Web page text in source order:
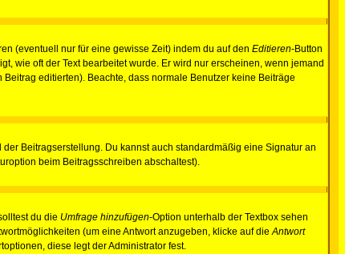
(eventuell nur für eine gewisse Zeit) indem du auf den Editieren-Button
wie oft der Text bearbeitet wurde. Er wird nur erscheinen, wenn jemand
editierten). Beachte, dass normale Benutzer keine Beiträge
der Beitragserstellung. Du kannst auch standardmäßig eine Signatur an
beim Beitragsschreiben abschaltest).
du die Umfrage hinzufügen-Option unterhalb der Textbox sehen
(um eine Antwort anzugeben, klicke auf dieAntwort
diese legt der Administrator fest.